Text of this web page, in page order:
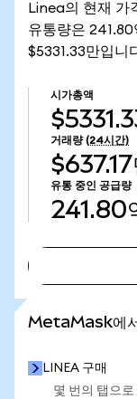
Linea의 현재 가
유통량은
$5331.33만입니
시가총액
거래량 (24시간)
유통 중인 공급량
241.80
MetaMask에
LINEA 구매
몇 번의 탭으